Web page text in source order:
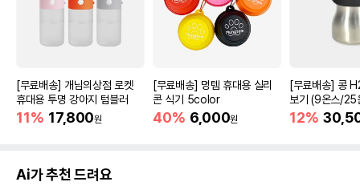
[무료배송] 개님의상점 로켓
휴대용 투명 강아지 텀블러
11% 17,800원
[무료배송] 멍템 휴대용 실리
콘 식기 5color
40% 6,000원
[무료배송] 콩
보기 (9온스/25
12%
Ai가 추천 드려요